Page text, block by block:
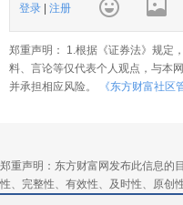
登录 | 注册
郑重声明： 1.根据《证券法》规定
料、言论等仅代表个人观点，与本
并承担相应风险。
《东方财富社区
郑重声明：东方财富网发布此信息的
性、完整性、有效性、及时性、原创